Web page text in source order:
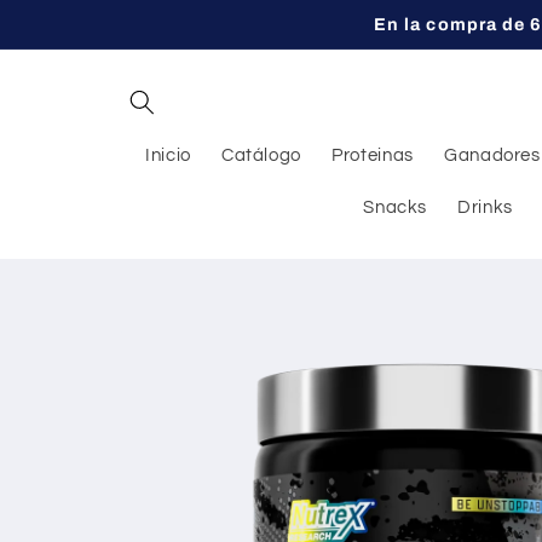
al contenido
En la compra de
Inicio Catálogo Proteinas Ganadores
Snacks Drinks